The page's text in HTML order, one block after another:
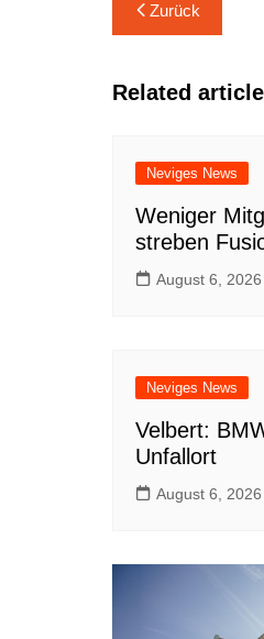
Navigation
Zurück
Related
Neviges News
Weniger
streben
August 6, 2026
Neviges News
Velbert:
Unfallort
August 6, 2026